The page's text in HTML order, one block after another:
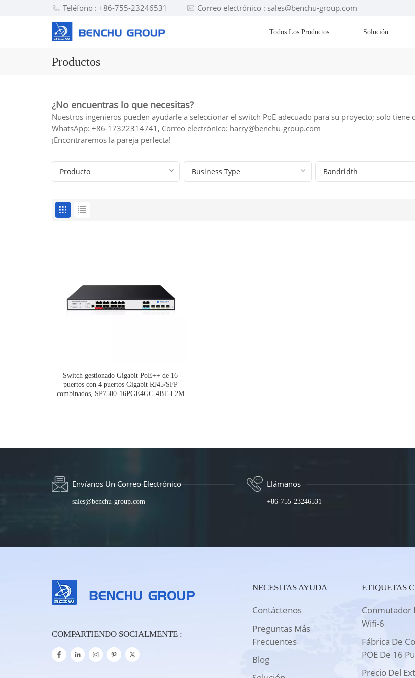
Teléfono : +86-755-23246531 Correo electrónico : sales@benchu-group.com
Todos Los Productos Solución
Productos
¿No encuentras lo que necesitas?
Nuestros ingenieros pueden ayudarle a seleccionar el switch PoE adecuado para su proyecto; solo tiene
WhatsApp: +86-17322314741, Correo electrónico: harry@benchu-group.com
¡Encontraremos la pareja perfecta!
Switch gestionado Gigabit PoE++ de 16
puertos con 4 puertos Gigabit RJ45/SFP
combinados, SP7500-16PGE4GC-4BT-L2M
Envíanos Un Correo Electrónico
sales@benchu-group.com
Llámanos
+86-755-23246531
COMPARTIENDO SOCIALMENTE :
NECESITAS AYUDA
Contáctenos
Preguntas Más
Frecuentes
Blog
ETIQUETAS
Conmutador
Wifi-6
Fábrica De
POE De 16
Precio Del